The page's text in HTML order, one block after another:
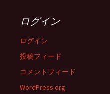
ログイン
ログイン
投稿フィード
コメントフィード
WordPress.org